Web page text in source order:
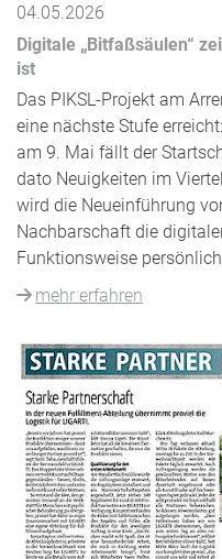
04.05.2026
Digitale „Bitfaßsäulen“
ist
Das PIKSL-Projekt am
eine nächste Stufe
am 9. Mai fällt der
dato Neuigkeiten im
wird die Neueinführung
Nachbarschaft die
Funktionsweise
mehr erfahren